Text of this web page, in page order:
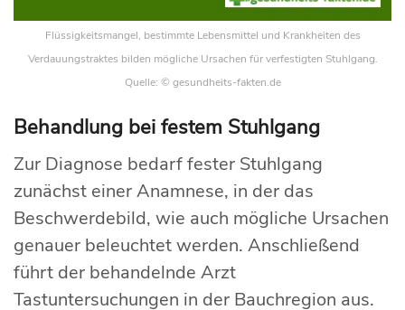
Flüssigkeitsmangel, bestimmte Lebensmittel und Krankheiten des
Verdauungstraktes bilden mögliche Ursachen für verfestigten Stuhlgang.
Quelle: © gesundheits-fakten.de
Behandlung bei festem Stuhlgang
Zur Diagnose bedarf fester Stuhlgang
zunächst einer Anamnese, in der das
Beschwerdebild, wie auch mögliche Ursachen
genauer beleuchtet werden. Anschließend
führt der behandelnde Arzt
Tastuntersuchungen in der Bauchregion aus.